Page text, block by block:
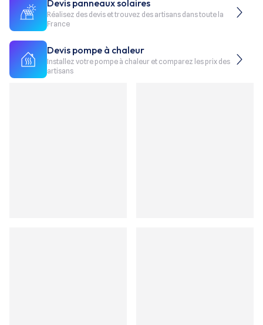
Devis panneaux solaires
Réalisez des devis et trouvez des artisans dans toute la
France
Devis pompe à chaleur
Installez votre pompe à chaleur et comparez les prix des
artisans